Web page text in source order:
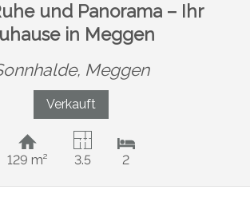
und Panorama – Ihr
in Meggen
Meggen
Verkauft
129 m² 3.5 2